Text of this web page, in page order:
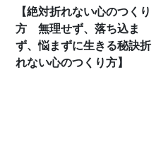
【絶対折れない心のつくり
方 無理せず、落ち込ま
ず、悩まずに生きる秘訣折
れない心のつくり方】